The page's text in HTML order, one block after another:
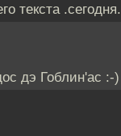
текста .сегодня.
дэ Гоблин'ас :-)